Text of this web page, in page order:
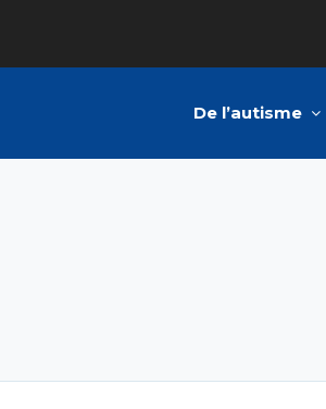
De l’autisme